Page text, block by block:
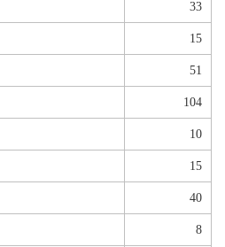
33
15
51
104
10
15
40
8